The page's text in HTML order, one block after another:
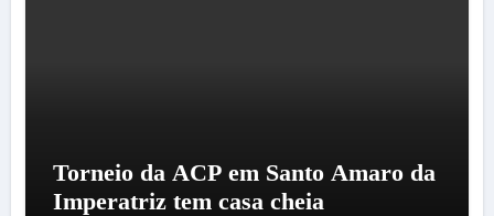
Torneio da ACP em Santo Amaro da
Imperatriz tem casa cheia